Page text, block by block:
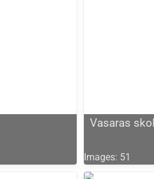
Vasaras
Images: 51